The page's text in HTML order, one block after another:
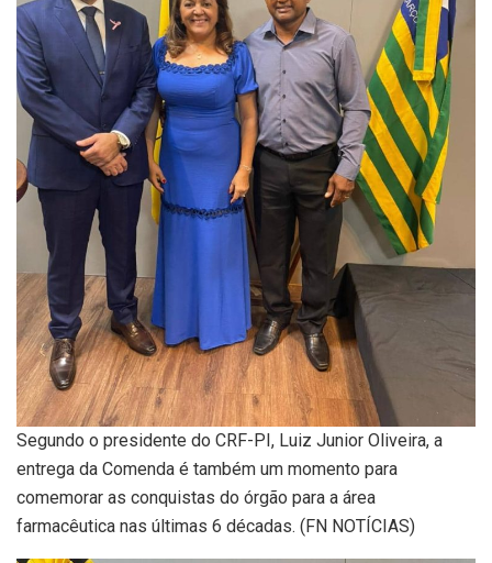
Segundo o presidente do CRF-PI, Luiz Junior Oliveira, a
entrega da Comenda é também um momento para
comemorar as conquistas do órgão para a área
farmacêutica nas últimas 6 décadas. (FN NOTÍCIAS)